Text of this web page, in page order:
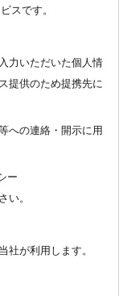
スです。
力いただいた個人情
提供のため提携先に
への連絡・開示に用
ー
い。
社が利用します。